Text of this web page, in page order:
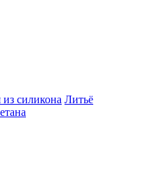
силикона Литьё